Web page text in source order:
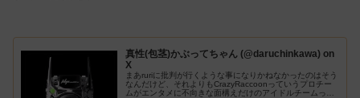
真性(包茎)かぶってちゃん (@daruchinkawa) on
X
まあruriに批判が行くような事になりかねなかったのはそう
なんだけど、それよりもCrazyRaccoonっていうプロチー
ムがエンタメに不向きな面構えだけのアイドルチームって